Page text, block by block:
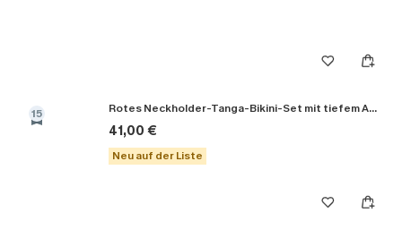
15 Rotes Neckholder-Tanga-Bikini-Set mit tiefem Ausschnitt
41,00 €
Neu auf der Liste